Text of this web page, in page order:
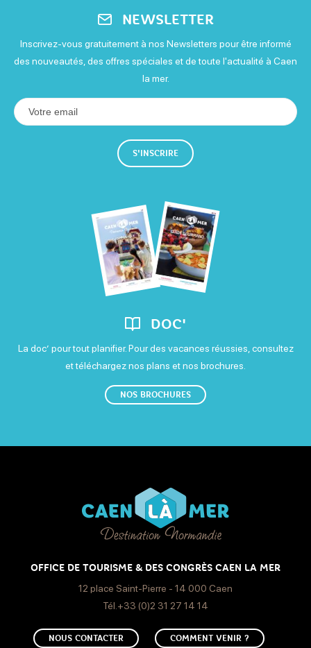
NEWSLETTER
Inscrivez-vous gratuitement à nos Newsletters pour être informé
des nouveautés, des offres spéciales et de toute l'actualité à Caen
la mer.
S'INSCRIRE
DOC'
La doc’ pour tout planifier. Pour des vacances réussies, consultez
et téléchargez nos plans et nos brochures.
NOS BROCHURES
OFFICE DE TOURISME & DES CONGRÈS CAEN LA MER
12 place Saint-Pierre - 14 000 Caen
Tél.+33 (0)2 31 27 14 14
NOUS CONTACTER COMMENT VENIR ?